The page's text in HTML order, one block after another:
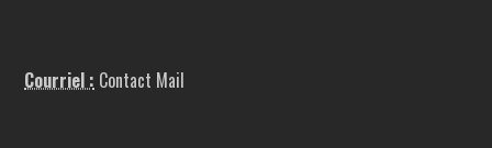
Courriel : Contact Mail